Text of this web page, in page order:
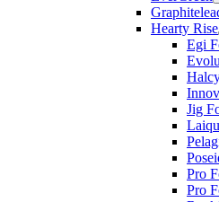
Hearty Rise
Egi
Jig
Pro
Pro